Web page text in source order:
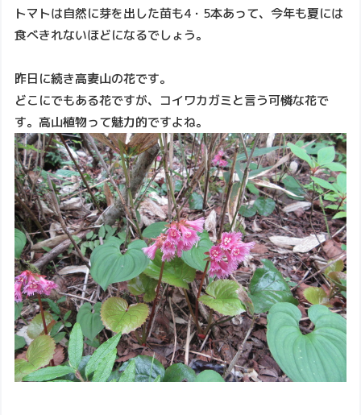
トマトは自然に芽を出した苗も4・5本あって、今年も夏には
食べきれないほどになるでしょう。
昨日に続き高妻山の花です。
どこにでもある花ですが、コイワカガミと言う可憐な花で
す。高山植物って魅力的ですよね。